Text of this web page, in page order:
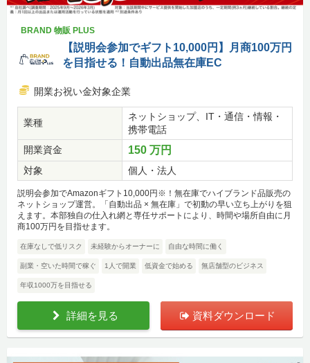
BRAND 物販 PLUS
【説明会参加でギフト10,000円】月商100万円
を目指せる！自動出品無在庫EC
開業お祝い金対象企業
業種
ネットショップ、IT・通信・情報・
携帯電話
開業資金
150 万円
対象 個人・法人
説明会参加でAmazonギフト10,000円※！無在庫でハイブランド品販売の
ネットショップ運営。「自動出品 × 無在庫」で初動の早い立ち上がりを狙
えます。本部独自の仕入れ網と専任サポートにより、時間や場所自由に月
商100万円を目指せます。
在庫なしで低リスク 未経験からオーナーに 自由な時間に働く
副業・空いた時間で稼ぐ 1人で開業 低資金で始める 無店舗型のビジネス
年収1000万を目指せる
詳細を見る 資料ダウンロード